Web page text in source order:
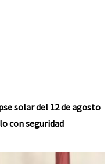
solar del 12 de agosto
con seguridad